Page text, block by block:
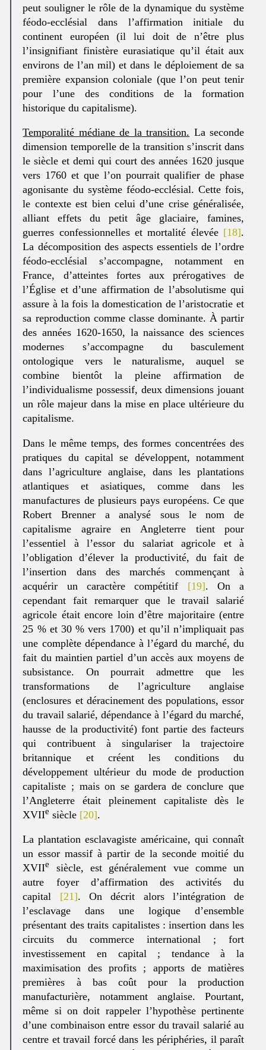
peut souligner le rôle de la dynamique du système
féodo-ecclésial dans l’affirmation initiale du
continent européen (il lui doit de n’être plus
l’insignifiant finistère eurasiatique qu’il était aux
environs de l’an mil) et dans le déploiement de sa
première expansion coloniale (que l’on peut tenir
pour l’une des conditions de la formation
historique du capitalisme).
Temporalité médiane de la transition. La seconde
dimension temporelle de la transition s’inscrit dans
le siècle et demi qui court des années 1620 jusque
vers 1760 et que l’on pourrait qualifier de phase
agonisante du système féodo-ecclésial. Cette fois,
le contexte est bien celui d’une crise généralisée,
alliant effets du petit âge glaciaire, famines,
guerres confessionnelles et mortalité élevée [18].
La décomposition des aspects essentiels de l’ordre
féodo-ecclésial s’accompagne, notamment en
France, d’atteintes fortes aux prérogatives de
l’Église et d’une affirmation de l’absolutisme qui
assure à la fois la domestication de l’aristocratie et
sa reproduction comme classe dominante. À partir
des années 1620-1650, la naissance des sciences
modernes s’accompagne du basculement
ontologique vers le naturalisme, auquel se
combine bientôt la pleine affirmation de
l’individualisme possessif, deux dimensions jouant
un rôle majeur dans la mise en place ultérieure du
capitalisme.
Dans le même temps, des formes concentrées des
pratiques du capital se développent, notamment
dans l’agriculture anglaise, dans les plantations
atlantiques et asiatiques, comme dans les
manufactures de plusieurs pays européens. Ce que
Robert Brenner a analysé sous le nom de
capitalisme agraire en Angleterre tient pour
l’essentiel à l’essor du salariat agricole et à
l’obligation d’élever la productivité, du fait de
l’insertion dans des marchés commençant à
acquérir un caractère compétitif [19]. On a
cependant fait remarquer que le travail salarié
agricole était encore loin d’être majoritaire (entre
25 % et 30 % vers 1700) et qu’il n’impliquait pas
une complète dépendance à l’égard du marché, du
fait du maintien partiel d’un accès aux moyens de
subsistance. On pourrait admettre que les
transformations de l’agriculture anglaise
(enclosures et déracinement des populations, essor
du travail salarié, dépendance à l’égard du marché,
hausse de la productivité) font partie des facteurs
qui contribuent à singulariser la trajectoire
britannique et créent les conditions du
développement ultérieur du mode de production
capitaliste ; mais on se gardera de conclure que
l’Angleterre était pleinement capitaliste dès le
XVIIe siècle [20].
La plantation esclavagiste américaine, qui connaît
un essor massif à partir de la seconde moitié du
XVIIe
siècle, est généralement vue comme un
autre foyer d’affirmation des activités du
capital [21]. On décrit alors l’intégration de
l’esclavage dans une logique d’ensemble
présentant des traits capitalistes : insertion dans les
circuits du commerce international ; fort
investissement en capital ; tendance à la
maximisation des profits ; apports de matières
premières à bas coût pour la production
manufacturière, notamment anglaise. Pourtant,
même si on doit rappeler l’hypothèse pertinente
d’une combinaison entre essor du travail salarié au
centre et travail forcé dans les périphéries, il paraît